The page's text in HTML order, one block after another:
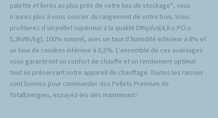
palette et livrés au plus près de votre lieu de stockage*, vous
n’aurez plus à vous soucier du rangement de votre bois. Vous
profiterez d’un pellet supérieur à la qualité DINplus(4,8 ≤ PCI ≤
5,3kWh/kg), 100% naturel, avec un taux d’humidité inférieur à 8% et
un taux de cendres inférieur à 0,5%. L’ensemble de ces avantages
vous garantiront un confort de chauffe et un rendement optimal
tout en préservant votre appareil de chauffage. Toutes les raisons
sont bonnes pour commander des Pellets Premium de
TotalEnergies, essayez-les dès maintenant !